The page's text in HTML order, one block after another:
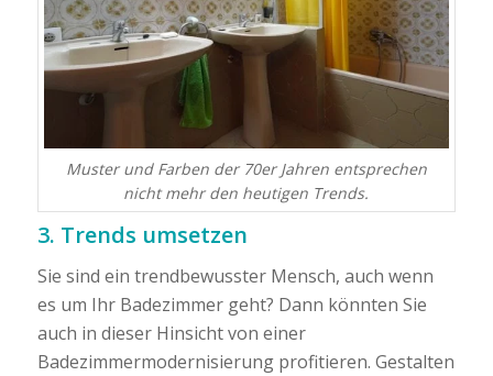
Muster und Farben der 70er Jahren entsprechen
nicht mehr den heutigen Trends.
3. Trends umsetzen
Sie sind ein trendbewusster Mensch, auch wenn
es um Ihr Badezimmer geht? Dann könnten Sie
auch in dieser Hinsicht von einer
Badezimmermodernisierung profitieren. Gestalten